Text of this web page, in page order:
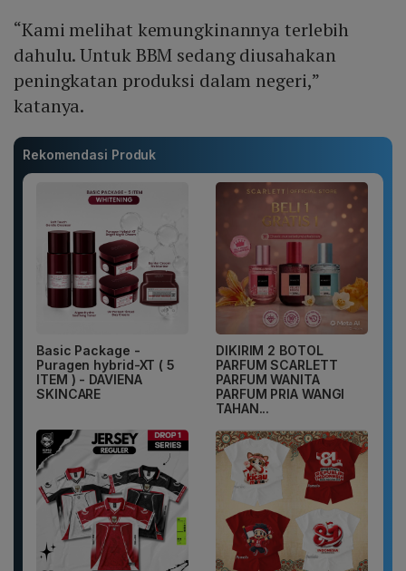
“Kami melihat kemungkinannya terlebih
dahulu. Untuk BBM sedang diusahakan
peningkatan produksi dalam negeri,”
katanya.
Rekomendasi Produk
Basic Package -
Puragen hybrid-XT ( 5
ITEM ) - DAVIENA
SKINCARE
DIKIRIM 2 BOTOL
PARFUM SCARLETT
PARFUM WANITA
PARFUM PRIA WANGI
TAHAN...